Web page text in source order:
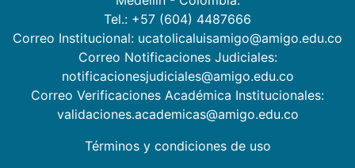
Tel.: +57 (604) 4487666
Correo Institucional: ucatolicaluisamigo@amigo.edu.co
Correo Notificaciones Judiciales:
notificacionesjudiciales@amigo.edu.co
Correo Verificaciones Académica Institucionales:
validaciones.academicas@amigo.edu.co
Términos y condiciones de uso